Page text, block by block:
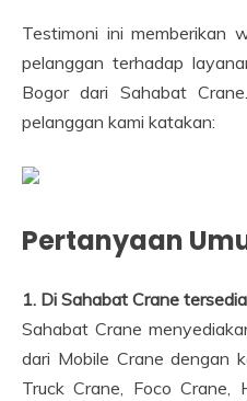
Testimoni ini memberikan
pelanggan terhadap
Bogor dari Sahabat
pelanggan kami katakan:
Pertanyaan
1. Di Sahabat Crane
Sahabat Crane
dari Mobile Crane dengan
Truck Crane, Foco Crane,